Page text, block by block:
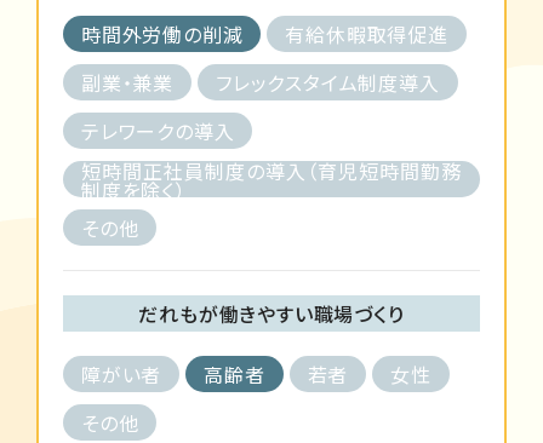
時間外労働の削減
有給休暇取得促進
副業・兼業
フレックスタイム制度導入
テレワークの導入
短時間正社員制度の導入（育児短時間勤務
制度を除く）
その他
だれもが働きやすい職場づくり
障がい者 高齢者 若者
女性
その他